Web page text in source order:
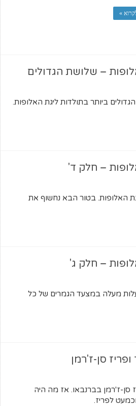
»
– שלושת הגדולים
ביותר בתולדות ליגת האלופות.
– חלק ד'
האלופות. בטור הבא נחשוף את
– חלק ג'
מעלה במצעד הגמרים של כל
סן-ז'רמן
פריז סן-ז'רמן בברנבאו. אז מה היה
לפריז.